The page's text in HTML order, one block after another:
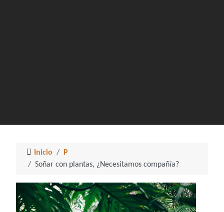
Inicio
P
Soñar con plantas, ¿Necesitamos compañía?